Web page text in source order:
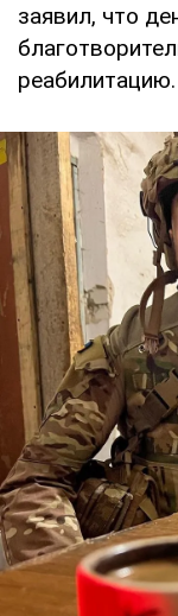
заявил, что
реабилитацию.